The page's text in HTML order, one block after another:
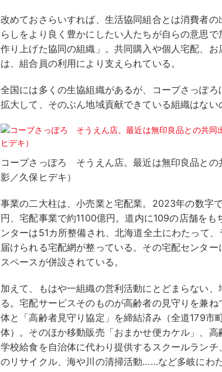
改めておさらいすれば、生活協同組合とは消費者
らしをより良く豊かにしたい人たちが自らの意思
作り上げた協同の組織」。共同購入や個人宅配、
は、組合員の利用により支えられている。
全国には多くの生協組織があるが、コープさっぽ
拡大して、そのぶん地域貢献できている組織はない
コープさっぽろ そうえん店。最近は無印良品との
影／久保ヒデキ）
事業の二大柱は、小売業と宅配業。2023年の数字
円、宅配事業で約1100億円。道内に109の店舗をも
ンターは51カ所整備され、北海道全土にわたって
届けられる宅配網が整っている。その宅配センタ
スペースが併設されている。
加えて、もはや一組織の営利活動にとどまらない
る。宅配サービスそのものが高齢者の見守りを兼
体と「高齢者見守り協定」を締結済み（全道179市
体）。そのほか移動販売「おまかせ便カケル」、高
学校給食を自治体に代わり提供するスクールラン
のリサイクル、海や川の清掃活動……など多岐にわた